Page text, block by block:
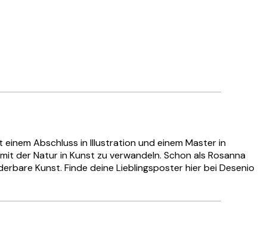
Abschluss in Illustration und einem Master in
der Natur in Kunst zu verwandeln. Schon als Rosanna
Kunst. Finde deine Lieblingsposter hier bei Desenio